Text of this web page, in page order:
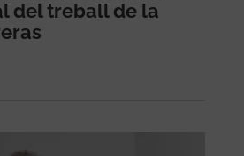
del treball de la